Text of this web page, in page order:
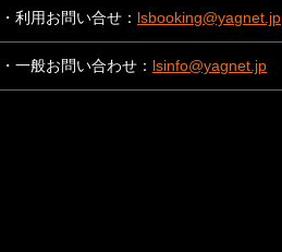
・利用お問い合せ： lsbooking@yagnet.jp
・一般お問い合わせ： lsinfo@yagnet.jp